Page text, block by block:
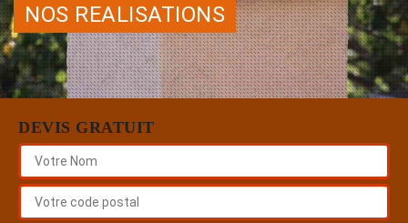
NOS REALISATIONS
DEVIS GRATUIT